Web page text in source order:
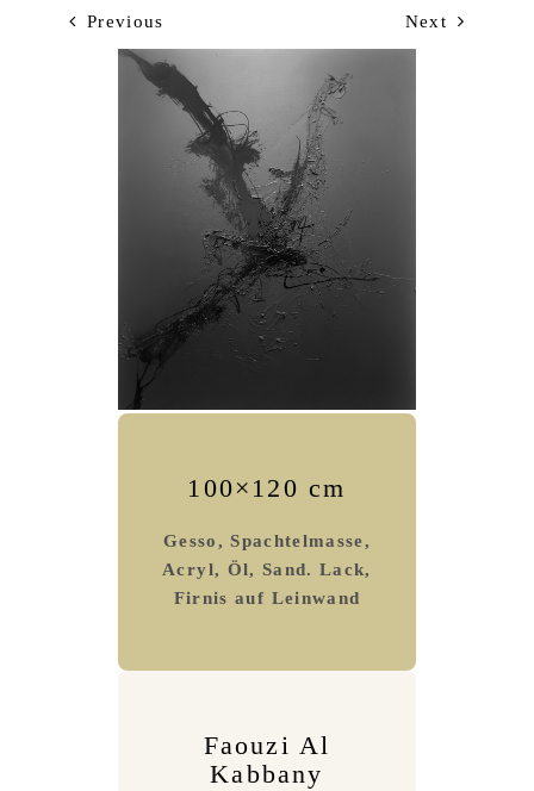
Previous Next
100×120 cm
Gesso, Spachtelmasse,
Acryl, Öl, Sand. Lack,
Firnis auf Leinwand
Faouzi Al
Kabbany